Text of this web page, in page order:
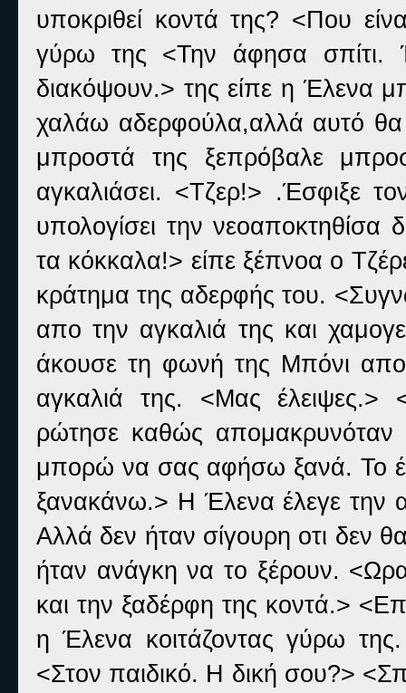
υποκριθεί κοντά της? <Που
γύρω της <Την άφησα σπίτι.
διακόψουν.> της είπε η Έλενα
χαλάω αδερφούλα,αλλά αυτό θα
μπροστά της ξεπρόβαλε
αγκαλιάσει. <Τζερ!> .Έσφιξε
υπολογίσει την
τα κόκκαλα!> είπε ξέπνοα ο
κράτημα της αδερφής του.
απο την αγκαλιά της και
άκουσε τη φωνή της Μπόνι απο
αγκαλιά της. <Μας έλειψες.>
ρώτησε καθώς
μπορώ να σας αφήσω ξανά. Το
ξανακάνω.> Η Έλενα έλεγε την
Αλλά δεν ήταν σίγουρη οτι δεν
ήταν ανάγκη να το ξέρουν.
και την ξαδέρφη της κοντά.>
η Έλενα κοιτάζοντας γύρω
<Στον παιδικό. Η δική σου?>